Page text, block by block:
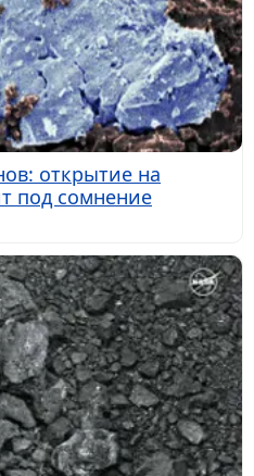
открытие на
под сомнение